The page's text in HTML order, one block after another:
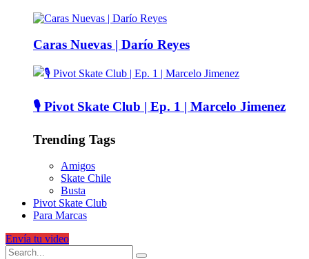
Caras Nuevas | Darío Reyes
🎙️ Pivot Skate Club | Ep. 1 | Marcelo Jimenez
Trending Tags
Amigos
Skate Chile
Busta
Pivot Skate Club
Para Marcas
Envía tu video